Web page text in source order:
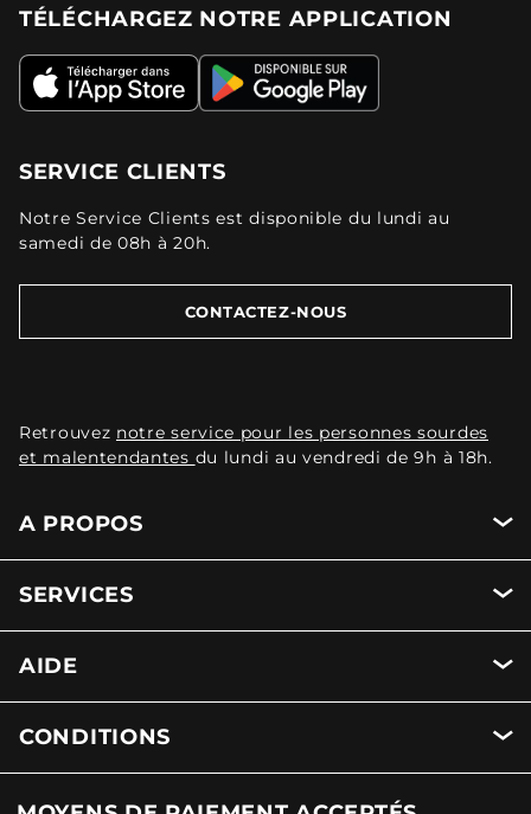
TÉLÉCHARGEZ NOTRE APPLICATION
SERVICE CLIENTS
Notre Service Clients est disponible du lundi au
samedi de 08h à 20h.
CONTACTEZ-NOUS
Retrouvez notre service pour les personnes sourdes
et malentendantes du lundi au vendredi de 9h à 18h.
A PROPOS
SERVICES
AIDE
CONDITIONS